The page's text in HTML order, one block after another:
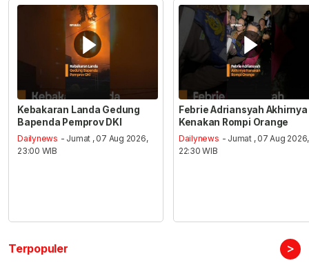
Kebakaran Landa Gedung
Bapenda Pemprov DKI
Dailynews - Jumat , 07 Aug 2026,
23:00 WIB
Febrie Adriansyah Akhirnya
Kenakan Rompi Orange
Dailynews - Jumat , 07 Aug 2026,
22:30 WIB
Terpopuler >